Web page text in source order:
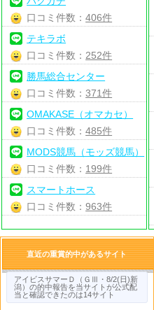
口コミ件数：406件
テキラボ
口コミ件数： 252件
勝馬総合センター
口コミ件数：371件
OMAKASE（オマカセ）
口コミ件数：485件
MODS競馬（モッズ競馬）
口コミ件数： 199件
スマートホース
口コミ件数：963件
直近の重賞的中があるサイト
アイビスサマーＤ（ＧⅢ・8/2(日)新
潟）の的中報告を当サイトが公式配
当と確認できたのは14サイト